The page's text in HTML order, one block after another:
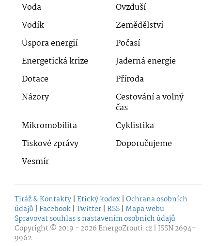
Voda
Ovzduší
Vodík
Zemědělství
Úspora energií
Počasí
Energetická krize
Jaderná energie
Dotace
Příroda
Názory
Cestování a volný
čas
Mikromobilita
Cyklistika
Tiskové zprávy
Doporučujeme
Vesmír
Tiráž & Kontakty | Etický kodex | Ochrana osobních
údajů | Facebook | Twitter | RSS | Mapa webu
Spravovat souhlas s nastavením osobních údajů
Copyright © 2019 - 2026EnergoZrouti.cz | ISSN 2694-
9962